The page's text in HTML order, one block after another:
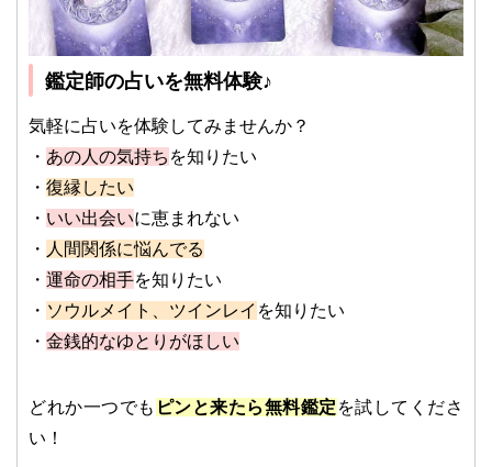
鑑定師の占いを無料体験♪
気軽に占いを体験してみませんか？
・ あの人の気持ち を知りたい
・ 復縁したい
・ いい出会いに恵まれない
・ 人間関係に悩んでる
・ 運命の相手を知りたい
・ ソウルメイト、ツインレイ を知りたい
・ 金銭的なゆとりがほしい
どれか一つでも ピンと来たら無料鑑定 を試してくださ
い！